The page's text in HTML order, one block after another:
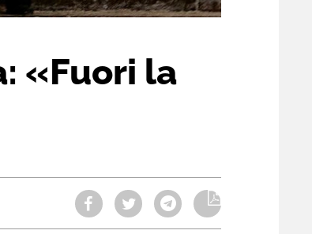
«Fuori la